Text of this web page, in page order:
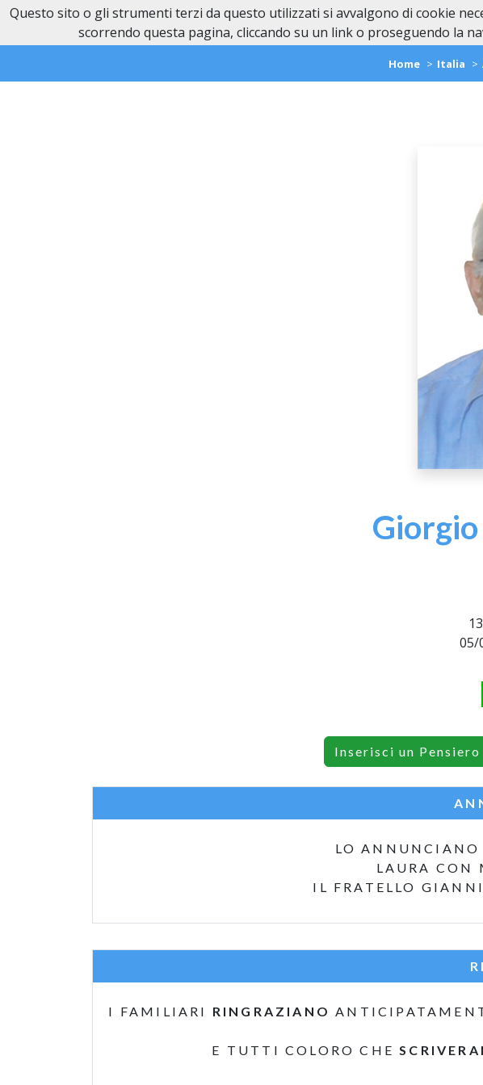
Necrologi Novi Ligure
Home Italia
05/
Inserisci un
LO ANNUNCIANO
LAURA CON
IL FRATELLO
I FAMILIARI RINGRAZIANO
E TUTTI COLORO CHE
Questo sito o gli strumenti terzi da questo utilizzati si avvalgono di cookie
scorrendo questa pagina, cliccando su un link o proseguendo la